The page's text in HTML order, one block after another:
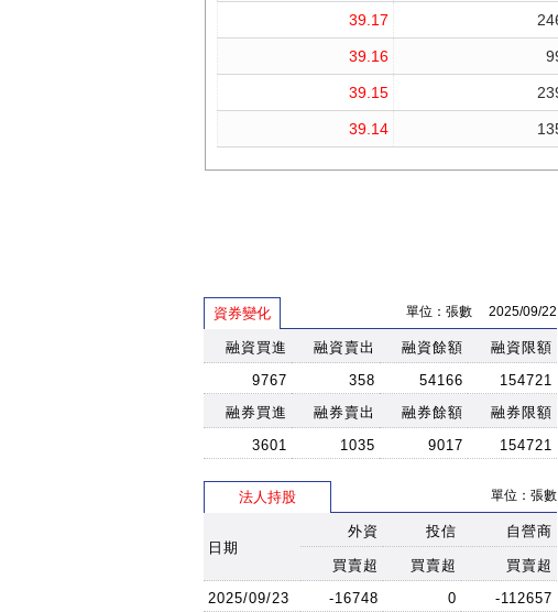
資券變化 單位：張數 2025/09/22
融資買進 融資賣出 融資餘額
融資限額
9767
358 54166
154721
融券買進
融券賣出 融券餘額
融券限額
3601
1035 9017 154721
法人持股 單位：張數
日期
外資 投信 自營商
買賣超 買賣超
買賣超
2025/09/23
-16748 0
-112657